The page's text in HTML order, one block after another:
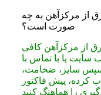
از مرکزآهن به چه
صورت است؟
از مرکزآهن کافی
سایت یا با تماس با
سپس سایز، ضخامت،
کرده، پیش‌ فاکتور